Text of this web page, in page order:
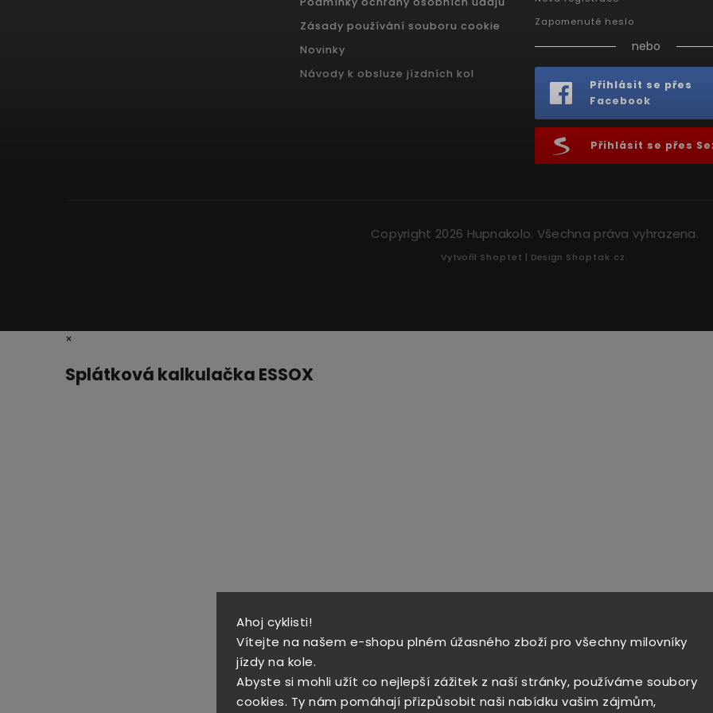
Ahoj cyklisti!
Vítejte na našem e-shopu plném úžasného zboží pro všechny milovníky
jízdy na kole.
Abyste si mohli užít co nejlepší zážitek z naší stránky, používáme soubory
cookies. Ty nám pomáhají přizpůsobit naši nabídku vašim zájmům,
Zásady používání souboru cookie
Novinky
Návody k obsluze jízdních kol
Zapomenuté heslo
nebo
Přihlásit se přes
Facebook
Přihlásit se přes
Copyright 2026 Hupnakolo. Všechna práva vyhrazena.
Vytvořil Shoptet | Design Shoptak.cz.
×
Splátková kalkulačka ESSOX